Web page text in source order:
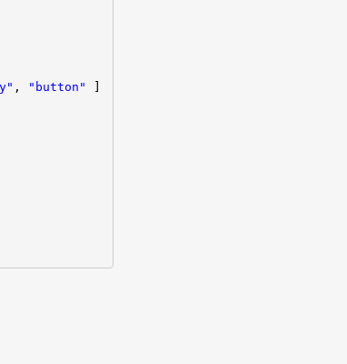
, "button"
]